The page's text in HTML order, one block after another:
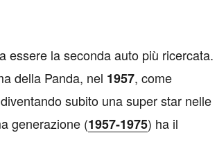
essere la seconda auto più ricercata.
della Panda, nel 1957, come
subito una super star nelle
generazione (1957-1975) ha il